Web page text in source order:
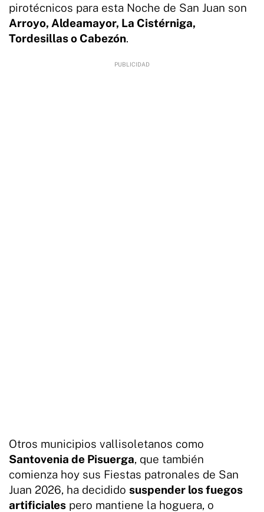
pirotécnicos para esta Noche de San Juan son
Arroyo, Aldeamayor, La Cistérniga,
Tordesillas o Cabezón.
Otros municipios vallisoletanos como
Santovenia de Pisuerga, que también
comienza hoy sus Fiestas patronales de San
Juan 2026, ha decidido suspender los fuegos
artificiales pero mantiene la hoguera, o